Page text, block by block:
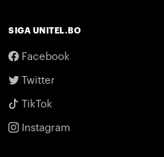
SIGA UNITEL.BO
Facebook
Twitter
TikTok
Instagram